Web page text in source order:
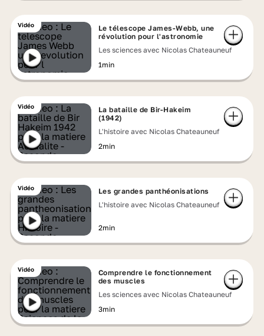
Vidéo
Le télescope James-Webb, une
révolution pour l'astronomie
Les sciences avec Nicolas Chateauneuf
1min
Vidéo
La bataille de Bir-Hakeim
(1942)
L'histoire avec Nicolas Chateauneuf
2min
Vidéo
Les grandes panthéonisations
L'histoire avec Nicolas Chateauneuf
2min
Vidéo
Comprendre le fonctionnement
des muscles
Les sciences avec Nicolas Chateauneuf
3min